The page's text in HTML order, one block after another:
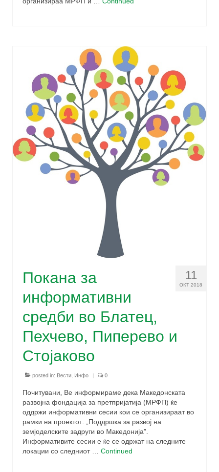
11
ОКТ 2018
Покана за
информативни
средби во Блатец,
Пехчево, Пиперево и
Стојаково
posted in: Вести Инфо | 0
Почитувани, Ве информираме дека Македонската
развојна фондација за претпријатија (МРФП) ќе
оддржи информативни сесии кои се организираат во
рамки на проектот: „Поддршка за развој на
земјоделските задруги во Македонија”.
Информативите сесии е ќе се одржат на следните
локации со следниот … Continued